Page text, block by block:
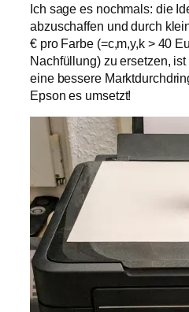
Ich sage es nochmals: die
abzuschaffen und durch
€ pro Farbe (=c,m,y,k > 40
Nachfüllung) zu ersetzen,
eine bessere
Epson es umsetzt!